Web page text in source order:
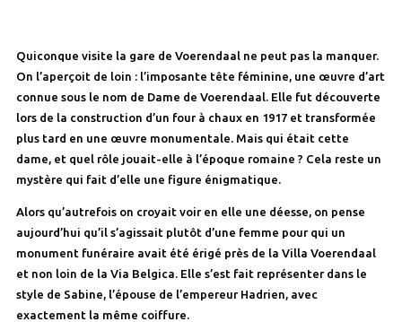
Quiconque visite la gare de Voerendaal ne peut pas la manquer.
On l’aperçoit de loin : l’imposante tête féminine, une œuvre d’art
connue sous le nom de Dame de Voerendaal. Elle fut découverte
lors de la construction d’un four à chaux en 1917 et transformée
plus tard en une œuvre monumentale. Mais qui était cette
dame, et quel rôle jouait-elle à l’époque romaine ? Cela reste un
mystère qui fait d’elle une figure énigmatique.
Alors qu’autrefois on croyait voir en elle une déesse, on pense
aujourd’hui qu’il s’agissait plutôt d’une femme pour qui un
monument funéraire avait été érigé près de la Villa Voerendaal
et non loin de la Via Belgica. Elle s’est fait représenter dans le
style de Sabine, l’épouse de l’empereur Hadrien, avec
exactement la même coiffure.